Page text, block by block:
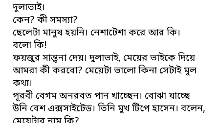
দুলাভাই।
কেন? কী সমস্যা?
ছেলেটা মানুষ হয়নি। নেশাটেশা করে আর কি।
বলো কি!
ফয়জুর সান্ত্বনা দেয়। দুলাভাই, মেয়ের ভাইকে দিয়ে
আমরা কী করবো? মেয়েটা ভালো কিনা সেটাই মূল
কথা।
পূরবী বেগম অনরবত পান খাচ্ছেন। বোঝা যাচ্ছে
উনি বেশ এক্সসাইটেড। তিনি মুখ টিপে হাসেন। বলেন,